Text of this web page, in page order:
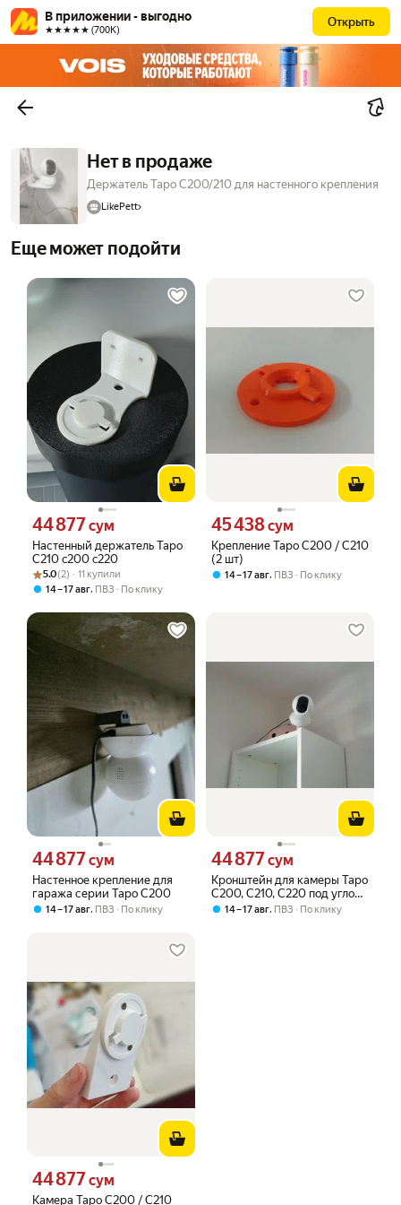
В приложении - выгодно
★★★★★ (700К)
Открыть
Нет в продаже
Держатель Tapo C200/210 для настенного крепления
LikePett
Еще может подойти
Настенный держатель Tapo
C210 c200 c220
Цена 44877 сум вместо
44 877сум
Рейтинг товара: 5.0 из 5
Оценок: (2) · 11 купили
5.0(2) · 11 купили
14 – 17 авг, ПВЗ По клику
Крепление Tapo C200 / C210
(2 шт)
Цена 45438 сум вместо
45 438сум
14 – 17 авг, ПВЗ По клику
Настенное крепление для
гаража серии Tapo C200
Цена 44877 сум вместо
44 877сум
14 – 17 авг, ПВЗ По клику
Кронштейн для камеры Tapo
C200, C210, C220 под углом
45.
Цена 44877 сум вместо
44 877сум
14 – 17 авг, ПВЗ По клику
Камера Tapo C200 / C210
Цена 44877 сум вместо
44 877сум